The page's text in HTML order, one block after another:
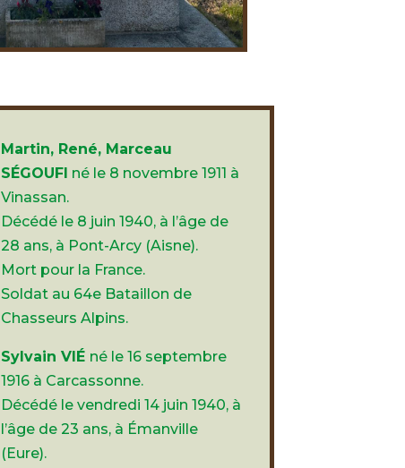
Martin, René, Marceau
SÉGOUFI né le 8 novembre 1911 à
Vinassan.
Décédé le 8 juin 1940, à l’âge de
28 ans, à Pont-Arcy (Aisne).
Mort pour la France.
Soldat au 64e Bataillon de
Chasseurs Alpins.
Sylvain VIÉ né le 16 septembre
1916 à Carcassonne.
Décédé le vendredi 14 juin 1940, à
l’âge de 23 ans, à Émanville
(Eure).